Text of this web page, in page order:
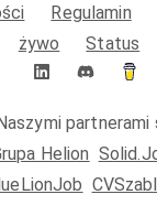
Regulamin
żywo
Status
Naszymi partnerami
Helion